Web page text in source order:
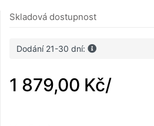
Skladová dostupnost
Dodání 21-30 dní:
1 879,00 Kč/